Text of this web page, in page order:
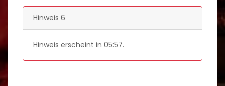
Hinweis 6
Hinweis erscheint in 05:57.